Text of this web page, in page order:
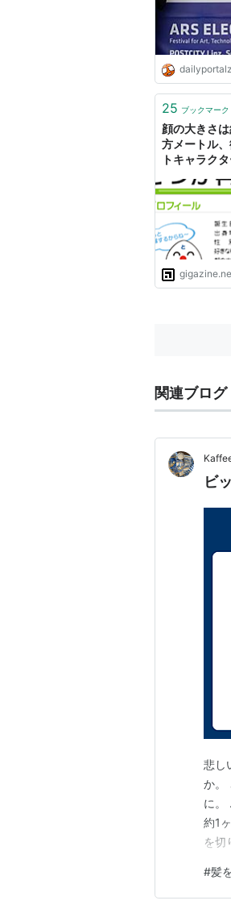
25 ブックマーク
顔の大きさ
方メートル
トキャラク
関連ブログ
ビ
悲し
か。
に。
約1
を切
も短
つく
#髪